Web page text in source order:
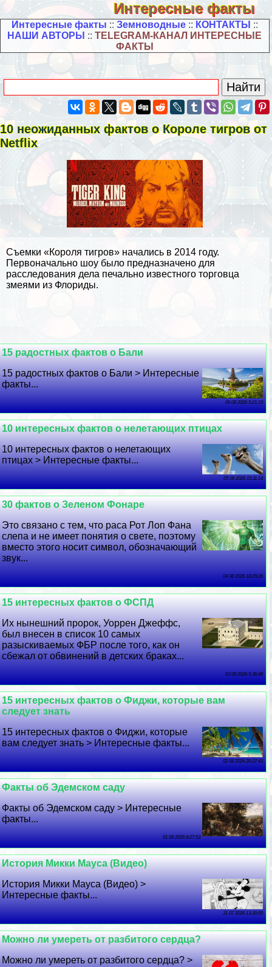
Интересные факты
Интересные факты :: Земноводные:: КОНТАКТЫ ::
НАШИ АВТОРЫ ::TELEGRAM-КАНАЛ ИНТЕРЕСНЫЕ
ФАКТЫ
10 неожиданных фактов о Короле тигров от
Netflix
Съемки «Короля тигров» начались в 2014 году.
Первоначально шоу было предназначено для
расследования дела печально известного торговца
змеями из Флориды.
15 радостных фактов о Бали
15 радостных фактов о Бали > Интересные
факты...
06 08 2026 5:21:19
10 интересных фактов о нелетающих птицах
10 интересных фактов о нелетающих
птицах > Интересные факты...
05 08 2026 15:11:14
30 фактов о Зеленом Фонаре
Это связано с тем, что раса Рот Лоп Фана
слепа и не имеет понятия о свете, поэтому
вместо этого носит символ, обозначающий
звук...
04 08 2026 18:29:26
15 интересных фактов о ФСПД
Их нынешний пророк, Уоррен Джеффс,
был внесен в список 10 самых
разыскиваемых ФБР после того, как он
сбежал от обвинений в детских бpaках...
03 08 2026 5:36:48
15 интересных фактов о Фиджи, которые вам
следует знать
15 интересных фактов о Фиджи, которые
вам следует знать > Интересные факты...
02 08 2026 20:37:43
Факты об Эдемском саду
Факты об Эдемском саду > Интересные
факты...
01 08 2026 8:27:53
История Микки Мауса (Видео)
История Микки Мауса (Видео) >
Интересные факты...
31 07 2026 13:30:59
Можно ли умереть от разбитого сердца?
Можно ли умереть от разбитого сердца? >